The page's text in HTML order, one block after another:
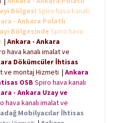
Bölgesi Spiro hava kanalı
- Ankara Polatlı
Bölgesinde Spiro hava
| Ankara - Ankara
hava kanalı imalat ve
Dökümcüler İhtisas
ve montaj Hizmeti | Ankara
OSB Spiro hava kanalı
- Ankara Uzay ve
hava kanalı imalat ve
Mobilyacılar İhtisas